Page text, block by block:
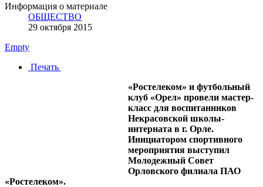
Информация о материале
ОБЩЕСТВО
29 октября 2015
Empty
Печать
«Ростелеком» и футбольный
клуб «Орел» провели мастер-
класс для воспитанников
Некрасовской школы-
интерната в г. Орле.
Инициатором спортивного
мероприятия выступил
Молодежный Совет
Орловского филиала ПАО
«Ростелеком».